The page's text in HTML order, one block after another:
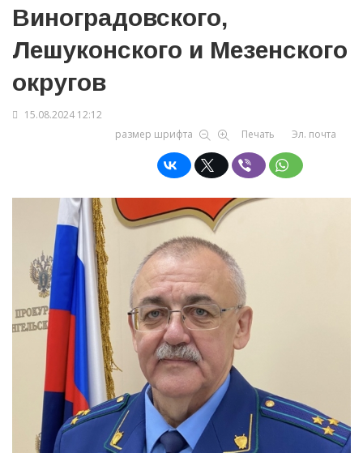
Виноградовского,
Лешуконского и Мезенского
округов
15.08.2024 12:12
размер шрифта
Печать Эл. почта